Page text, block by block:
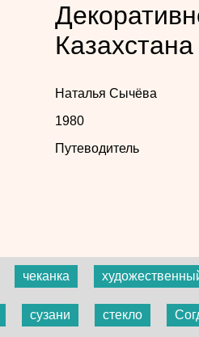
Казахстана
Наталья Сычёва
1980
Путеводитель
чеканка
сузани стекло